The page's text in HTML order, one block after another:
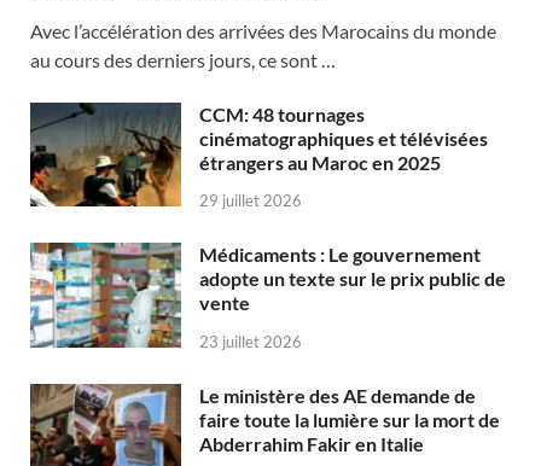
Avec l’accélération des arrivées des Marocains du monde
au cours des derniers jours, ce sont …
CCM: 48 tournages
cinématographiques et télévisées
étrangers au Maroc en 2025
29 juillet 2026
Médicaments : Le gouvernement
adopte un texte sur le prix public de
vente
23 juillet 2026
Le ministère des AE demande de
faire toute la lumière sur la mort de
Abderrahim Fakir en Italie